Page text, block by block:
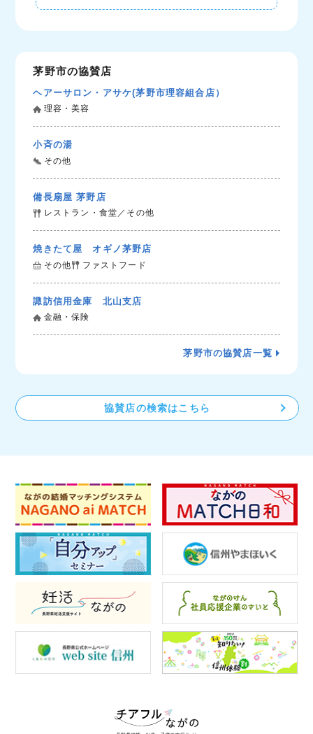
茅野市の協賛店
ヘアーサロン・アサケ(茅野市理容組合店）
理容・美容
小斉の湯
その他
備長扇屋 茅野店
レストラン・食堂／その他
焼きたて屋 オギノ茅野店
その他 ファストフード
諏訪信用金庫 北山支店
金融・保険
茅野市の協賛店一覧
協賛店の検索はこちら